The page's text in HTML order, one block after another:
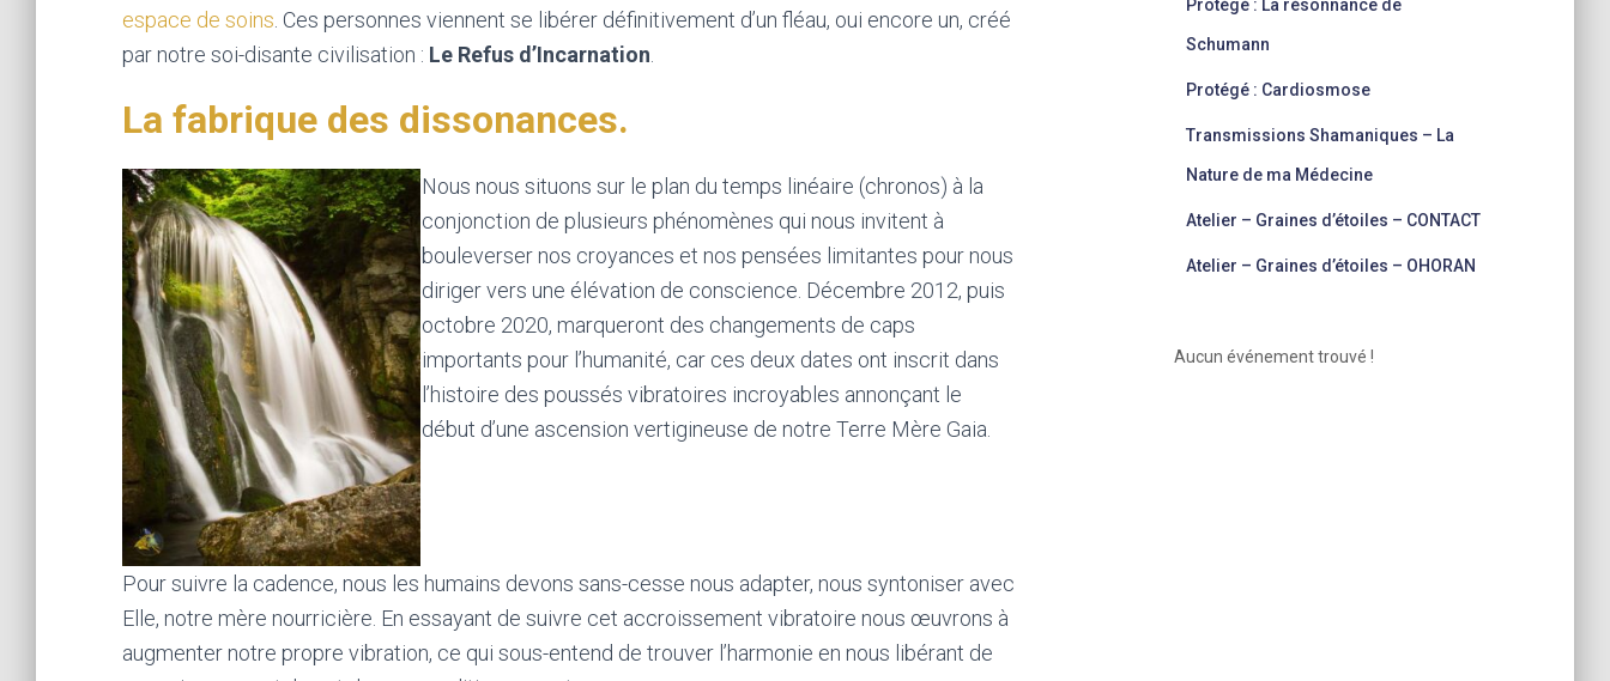
espace de soins . Ces personnes viennent se libérer définitivement d’un fléau, oui encore un, créé
par notre soi-disante civilisation : Le Refus d’Incarnation
La fabrique des dissonances.
Nous nous situons sur le plan du temps linéaire (chronos) à la
conjonction de plusieurs phénomènes qui nous invitent à
bouleverser nos croyances et nos pensées limitantes pour nous
diriger vers une élévation de conscience. Décembre 2012, puis
octobre 2020, marqueront des changements de caps
importants pour l’humanité, car ces deux dates ont inscrit dans
l’histoire des poussés vibratoires incroyables annonçant le
début d’une ascension vertigineuse de notre Terre Mère Gaia.
Pour suivre la cadence, nous les humains devons sans-cesse nous adapter, nous syntoniser avec
Elle, notre mère nourricière. En essayant de suivre cet accroissement vibratoire nous œuvrons à
augmenter notre propre vibration, ce qui sous-entend de trouver l’harmonie en nous libérant de
Protégé : La résonnance de
Schumann
Protégé : Cardiosmose
Transmissions Shamaniques – La
Nature de ma Médecine
Atelier – Graines d’étoiles – CONTACT
Atelier – Graines d’étoiles – OHORAN
Aucun événement trouvé !